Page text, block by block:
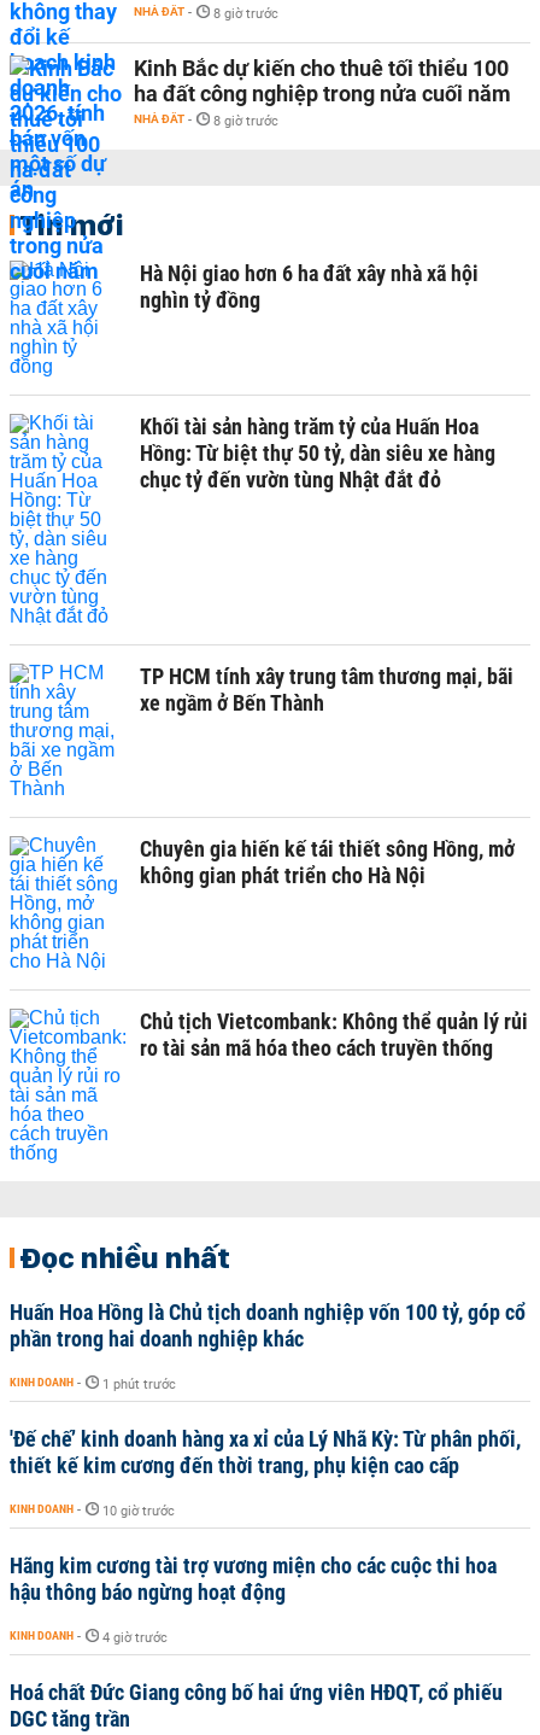
NHÀ ĐẤT - 8 giờ trước
Kinh Bắc dự kiến cho thuê tối thiểu 100
ha đất công nghiệp trong nửa cuối năm
NHÀ ĐẤT - 8 giờ trước
Tin mới
Hà Nội giao hơn 6 ha đất xây nhà xã hội
nghìn tỷ đồng
Khối tài sản hàng trăm tỷ của Huấn Hoa
Hồng: Từ biệt thự 50 tỷ, dàn siêu xe hàng
chục tỷ đến vườn tùng Nhật đắt đỏ
TP HCM tính xây trung tâm thương mại, bãi
xe ngầm ở Bến Thành
Chuyên gia hiến kế tái thiết sông Hồng, mở
không gian phát triển cho Hà Nội
Chủ tịch Vietcombank: Không thể quản lý rủi
ro tài sản mã hóa theo cách truyền thống
Đọc nhiều nhất
Huấn Hoa Hồng là Chủ tịch doanh nghiệp vốn 100 tỷ, góp cổ
phần trong hai doanh nghiệp khác
KINH DOANH - 1 phút trước
'Đế chế’ kinh doanh hàng xa xỉ của Lý Nhã Kỳ: Từ phân phối,
thiết kế kim cương đến thời trang, phụ kiện cao cấp
KINH DOANH - 10 giờ trước
Hãng kim cương tài trợ vương miện cho các cuộc thi hoa
hậu thông báo ngừng hoạt động
KINH DOANH - 4 giờ trước
Hoá chất Đức Giang công bố hai ứng viên HĐQT, cổ phiếu
DGC tăng trần